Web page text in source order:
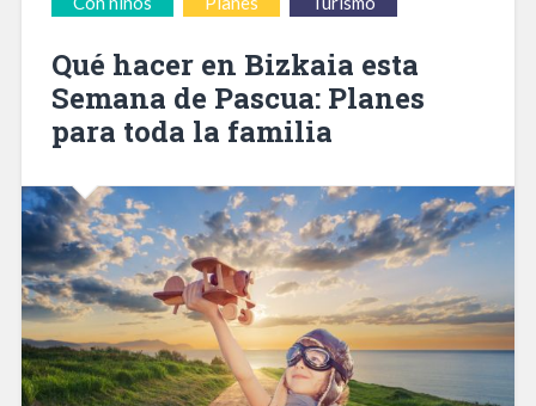
Qué hacer en Bizkaia esta
Semana de Pascua: Planes
para toda la familia